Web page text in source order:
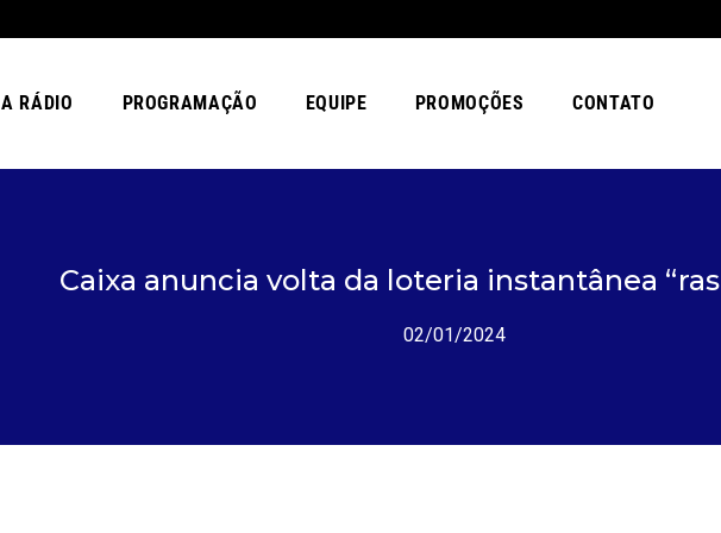
A RÁDIO PROGRAMAÇÃO EQUIPE PROMOÇÕES CONTATO
Caixa anuncia volta da loteria instantânea
02/01/2024